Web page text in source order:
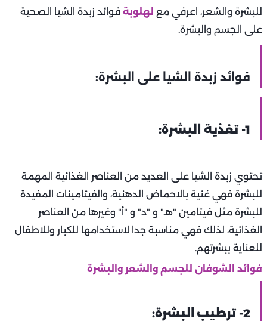
للبشرة والشعر، اعرفي مع لهلوبة فوائد زبدة الشيا الصحية
على الجسم والبشرة.
فوائد زبدة الشيا على البشرة:
1- تغذية البشرة:
تحتوي زبدة الشيا على العديد من العناصر الغذائية المهمة
للبشرة فهي غنية بالاحماض الدهنية، والفيتامينات المفيدة
للبشرة مثل فيتامين "هـ" و "د" و "أ" وغيرها من العناصر
الغذائية، لذلك فهي مناسبة جدًا لاستخدامها للكبار وللاطفال
للعناية ببشرتهم.
فوائد الشوفان للجسم والشعر والبشرة
2- ترطيب البشرة: